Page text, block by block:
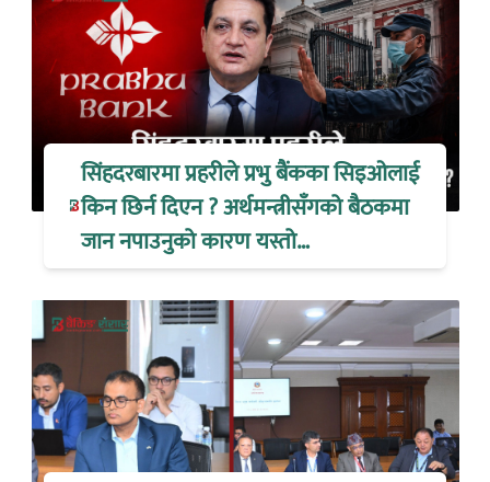
सिंहदरबारमा प्रहरीले प्रभु बैंकका सिइओलाई
किन छिर्न दिएन ? अर्थमन्त्रीसँगको बैठकमा
जान नपाउनुको कारण यस्तो…